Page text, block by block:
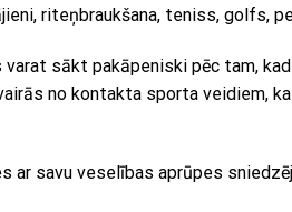
riteņbraukšana, teniss, golfs,
sākt pakāpeniski pēc tam,
no kontakta sporta veidiem,
ar savu veselības aprūpes